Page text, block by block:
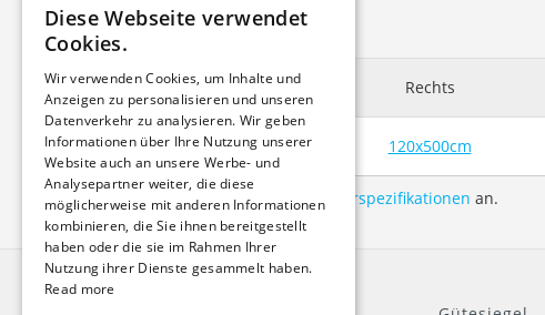
Rechts
120x500cm
Sehen Sie sich hier unsereLieferspezifikationen an.
ENGLISH
GERMAN
FRENCH
Diese Webseite verwendet
Cookies.
Wir verwenden Cookies, um Inhalte und
Anzeigen zu personalisieren und unseren
Datenverkehr zu analysieren. Wir geben
Informationen über Ihre Nutzung unserer
Website auch an unsere Werbe- und
Analysepartner weiter, die diese
möglicherweise mit anderen Informationen
kombinieren, die Sie ihnen bereitgestellt
haben oder die sie im Rahmen Ihrer
Nutzung ihrer Dienste gesammelt haben.
Read more